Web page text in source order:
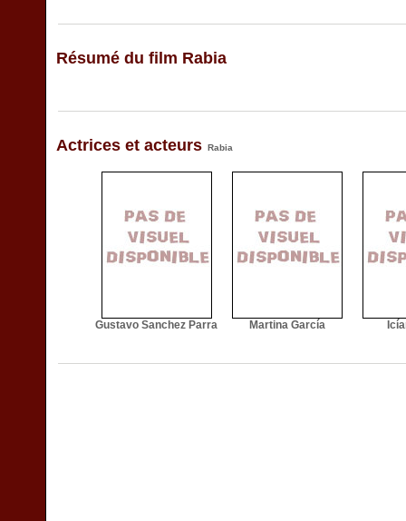
Résumé du film Rabia
Actrices et acteurs Rabia
Gustavo Sanchez Parra Martina García